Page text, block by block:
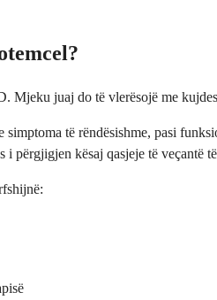
Mjeku juaj do të vlerësojë me
të rëndësishme, pasi
i përgjigjen kësaj qasjeje të veçantë